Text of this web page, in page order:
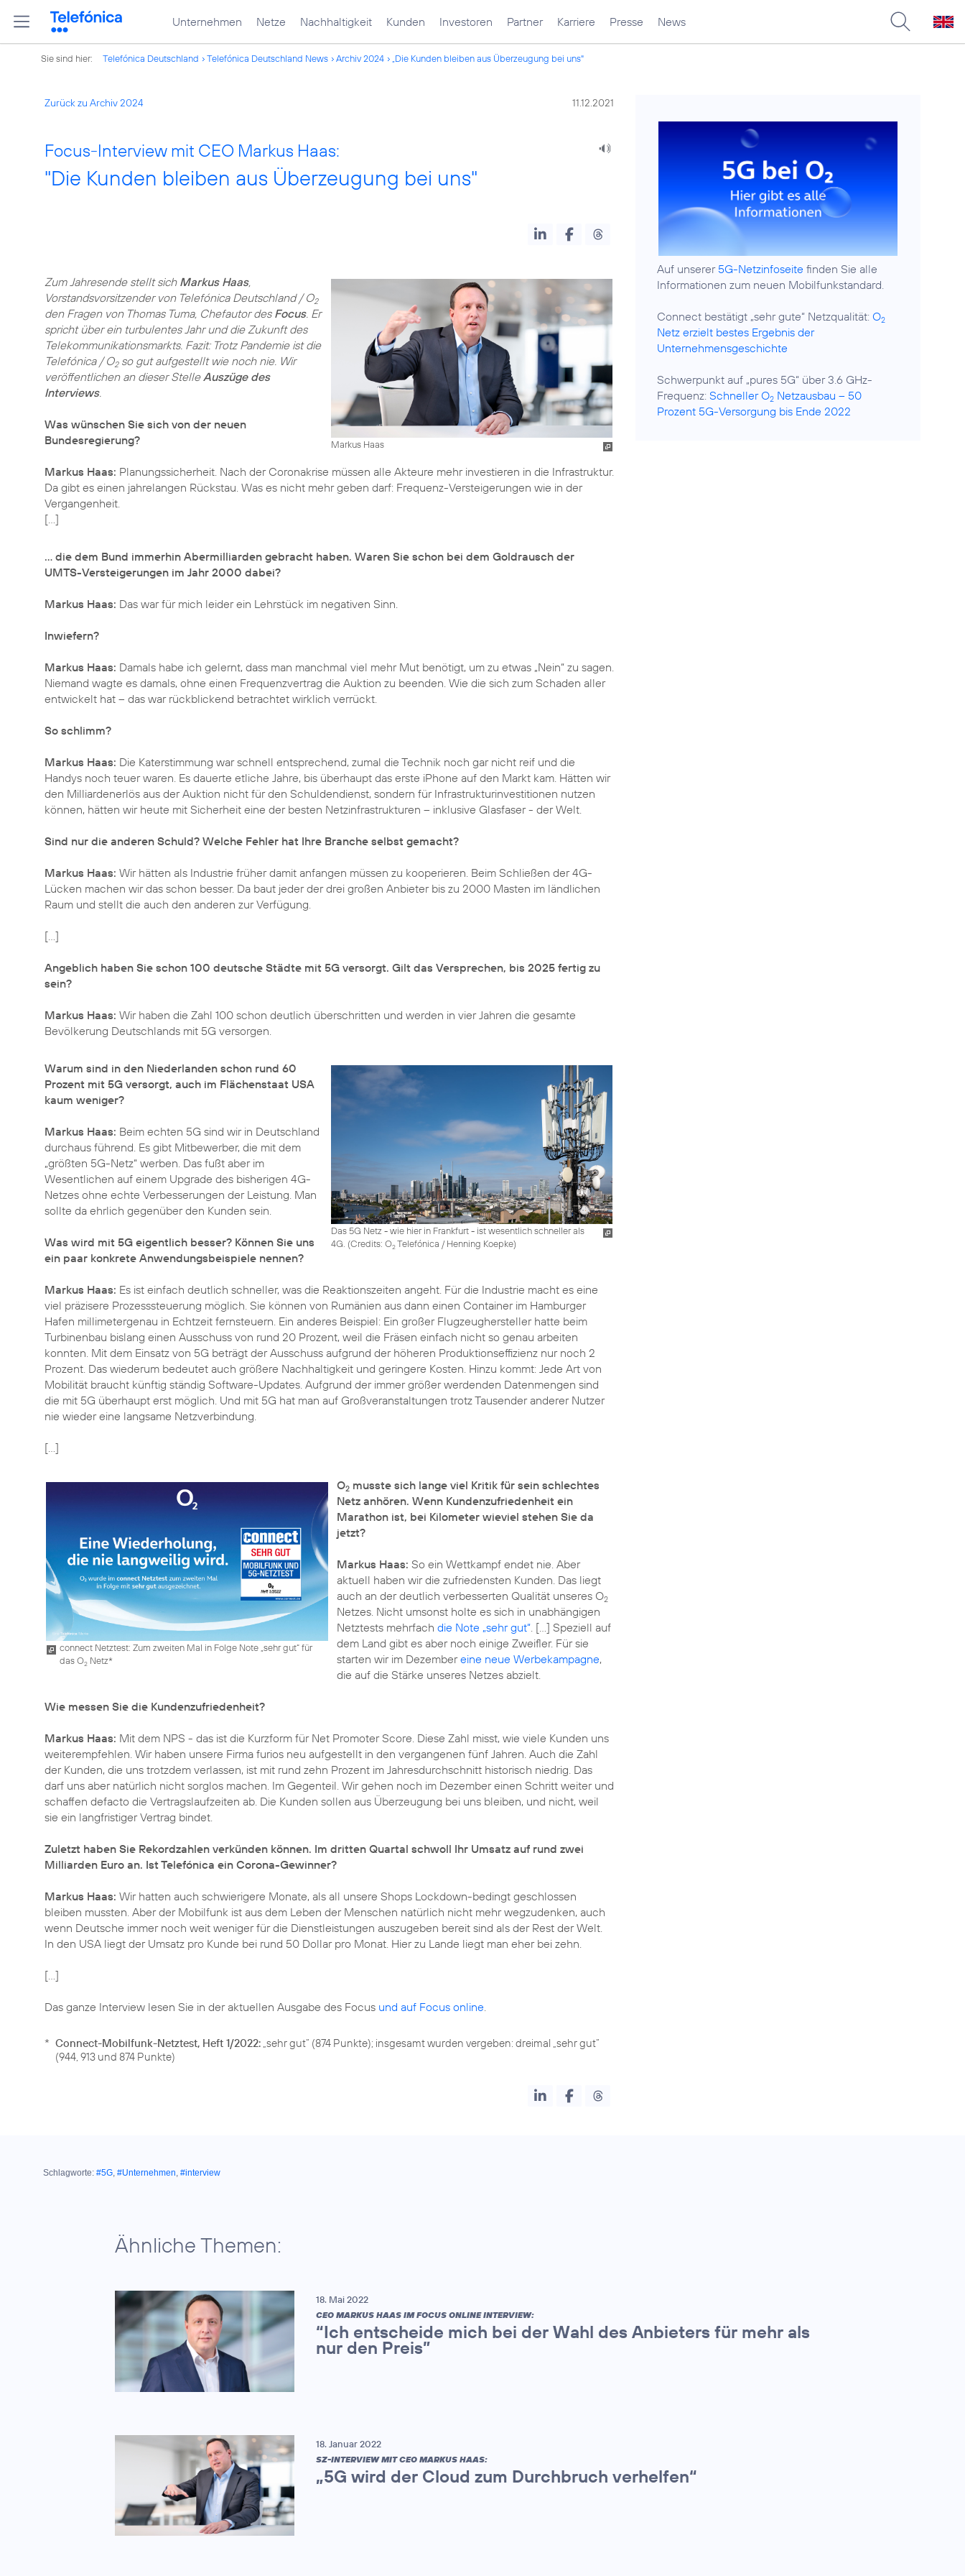
Unternehmen Netze Nachhaltigkeit Kunden Investoren Partner Karriere Presse News
Sie sind hier: Telefónica Deutschland Telefónica Deutschland News Archiv 2024 „Die Kunden bleiben aus Überzeugung bei uns"
Zurück zu Archiv 2024 11.12.2021
Focus-Interview mit CEO Markus Haas:
"Die Kunden bleiben aus Überzeugung bei uns"
Markus Haas
Zum Jahresende stellt sich Markus Haas,
Vorstandsvorsitzender von Telefónica Deutschland / O2
den Fragen von Thomas Tuma, Chefautor des Focus. Er
spricht über ein turbulentes Jahr und die Zukunft des
Telekommunikationsmarkts. Fazit: Trotz Pandemie ist die
Telefónica / O2so gut aufgestellt wie noch nie. Wir
veröffentlichen an dieser StelleAuszüge des
Interviews.
Was wünschen Sie sich von der neuen
Bundesregierung?
Markus Haas: Planungssicherheit. Nach der Coronakrise müssen alle Akteure mehr investieren in die Infrastruktur.
Da gibt es einen jahrelangen Rückstau. Was es nicht mehr geben darf: Frequenz-Versteigerungen wie in der
Vergangenheit.
[...]
... die dem Bund immerhin Abermilliarden gebracht haben. Waren Sie schon bei dem Goldrausch der
UMTS-Versteigerungen im Jahr 2000 dabei?
Markus Haas: Das war für mich leider ein Lehrstück im negativen Sinn.
Inwiefern?
Markus Haas: Damals habe ich gelernt, dass man manchmal viel mehr Mut benötigt, um zu etwas „Nein“ zu sagen.
Niemand wagte es damals, ohne einen Frequenzvertrag die Auktion zu beenden. Wie die sich zum Schaden aller
entwickelt hat – das war rückblickend betrachtet wirklich verrückt.
So schlimm?
Markus Haas: Die Katerstimmung war schnell entsprechend, zumal die Technik noch gar nicht reif und die
Handys noch teuer waren. Es dauerte etliche Jahre, bis überhaupt das erste iPhone auf den Markt kam. Hätten wir
den Milliardenerlös aus der Auktion nicht für den Schuldendienst, sondern für Infrastrukturinvestitionen nutzen
können, hätten wir heute mit Sicherheit eine der besten Netzinfrastrukturen – inklusive Glasfaser - der Welt.
Sind nur die anderen Schuld? Welche Fehler hat Ihre Branche selbst gemacht?
Markus Haas: Wir hätten als Industrie früher damit anfangen müssen zu kooperieren. Beim Schließen der 4G-
Lücken machen wir das schon besser. Da baut jeder der drei großen Anbieter bis zu 2000 Masten im ländlichen
Raum und stellt die auch den anderen zur Verfügung.
[...]
Angeblich haben Sie schon 100 deutsche Städte mit 5G versorgt. Gilt das Versprechen, bis 2025 fertig zu
sein?
Markus Haas: Wir haben die Zahl 100 schon deutlich überschritten und werden in vier Jahren die gesamte
Bevölkerung Deutschlands mit 5G versorgen.
Das 5G Netz - wie hier in Frankfurt - ist wesentlich schneller als
4G. (Credits: O2Telefónica / Henning Koepke)
Warum sind in den Niederlanden schon rund 60
Prozent mit 5G versorgt, auch im Flächenstaat USA
kaum weniger?
Markus Haas: Beim echten 5G sind wir in Deutschland
durchaus führend. Es gibt Mitbewerber, die mit dem
„größten 5G-Netz“ werben. Das fußt aber im
Wesentlichen auf einem Upgrade des bisherigen 4G-
Netzes ohne echte Verbesserungen der Leistung. Man
sollte da ehrlich gegenüber den Kunden sein.
Was wird mit 5G eigentlich besser? Können Sie uns
ein paar konkrete Anwendungsbeispiele nennen?
Markus Haas: Es ist einfach deutlich schneller, was die Reaktionszeiten angeht. Für die Industrie macht es eine
viel präzisere Prozesssteuerung möglich. Sie können von Rumänien aus dann einen Container im Hamburger
Hafen millimetergenau in Echtzeit fernsteuern. Ein anderes Beispiel: Ein großer Flugzeughersteller hatte beim
Turbinenbau bislang einen Ausschuss von rund 20 Prozent, weil die Fräsen einfach nicht so genau arbeiten
konnten. Mit dem Einsatz von 5G beträgt der Ausschuss aufgrund der höheren Produktionseffizienz nur noch 2
Prozent. Das wiederum bedeutet auch größere Nachhaltigkeit und geringere Kosten. Hinzu kommt: Jede Art von
Mobilität braucht künftig ständig Software-Updates. Aufgrund der immer größer werdenden Datenmengen sind
die mit 5G überhaupt erst möglich. Und mit 5G hat man auf Großveranstaltungen trotz Tausender anderer Nutzer
nie wieder eine langsame Netzverbindung.
[...]
connect Netztest: Zum zweiten Mal in Folge Note „sehr gut“ für
das O2 Netz*
O2musste sich lange viel Kritik für sein schlechtes
Netz anhören. Wenn Kundenzufriedenheit ein
Marathon ist, bei Kilometer wieviel stehen Sie da
jetzt?
Markus Haas: So ein Wettkampf endet nie. Aber
aktuell haben wir die zufriedensten Kunden. Das liegt
auch an der deutlich verbesserten Qualität unseres O2
Netzes. Nicht umsonst holte es sich in unabhängigen
Netztests mehrfach die Note „sehr gut“. [...] Speziell auf
dem Land gibt es aber noch einige Zweifler. Für sie
starten wir im Dezembereine neue Werbekampagne,
die auf die Stärke unseres Netzes abzielt.
Wie messen Sie die Kundenzufriedenheit?
Markus Haas: Mit dem NPS - das ist die Kurzform für Net Promoter Score. Diese Zahl misst, wie viele Kunden uns
weiterempfehlen. Wir haben unsere Firma furios neu aufgestellt in den vergangenen fünf Jahren. Auch die Zahl
der Kunden, die uns trotzdem verlassen, ist mit rund zehn Prozent im Jahresdurchschnitt historisch niedrig. Das
darf uns aber natürlich nicht sorglos machen. Im Gegenteil. Wir gehen noch im Dezember einen Schritt weiter und
schaffen defacto die Vertragslaufzeiten ab. Die Kunden sollen aus Überzeugung bei uns bleiben, und nicht, weil
sie ein langfristiger Vertrag bindet.
Zuletzt haben Sie Rekordzahlen verkünden können. Im dritten Quartal schwoll Ihr Umsatz auf rund zwei
Milliarden Euro an. Ist Telefónica ein Corona-Gewinner?
Markus Haas: Wir hatten auch schwierigere Monate, als all unsere Shops Lockdown-bedingt geschlossen
bleiben mussten. Aber der Mobilfunk ist aus dem Leben der Menschen natürlich nicht mehr wegzudenken, auch
wenn Deutsche immer noch weit weniger für die Dienstleistungen auszugeben bereit sind als der Rest der Welt.
In den USA liegt der Umsatz pro Kunde bei rund 50 Dollar pro Monat. Hier zu Lande liegt man eher bei zehn.
[...]
Das ganze Interview lesen Sie in der aktuellen Ausgabe des Focus und auf Focus online.
* Connect-Mobilfunk-Netztest, Heft 1/2022: „sehr gut“ (874 Punkte); insgesamt wurden vergeben: dreimal „sehr gut“
(944, 913 und 874 Punkte)
Auf unserer 5G-Netzinfoseite finden Sie alle
Informationen zum neuen Mobilfunkstandard.
Connect bestätigt „sehr gute“ Netzqualität:O2
Netz erzielt bestes Ergebnis der
Unternehmensgeschichte
Schwerpunkt auf „pures 5G“ über 3.6 GHz-
Frequenz:Schneller O2 Netzausbau – 50
Prozent 5G-Versorgung bis Ende 2022
Schlagworte: #5G, #Unternehmen, #interview
Ähnliche Themen:
18. Mai 2022
CEO MARKUS HAAS IM FOCUS ONLINE INTERVIEW:
“Ich entscheide mich bei der Wahl des Anbieters für mehr als
nur den Preis”
18. Januar 2022
SZ-INTERVIEW MIT CEO MARKUS HAAS:
„5G wird der Cloud zum Durchbruch verhelfen“